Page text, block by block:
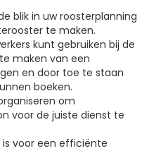
blik in uw roosterplanning
te maken.
kunt gebruiken bij de
maken van een
en door toe te staan
boeken.
om
voor de juiste dienst te
voor een efficiënte